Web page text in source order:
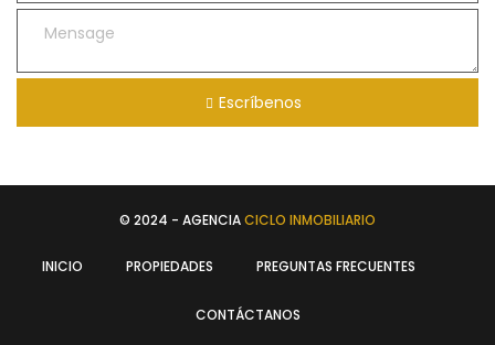
Escríbenos
© 2024 - AGENCIACICLO INMOBILIARIO
INICIO PROPIEDADES PREGUNTAS FRECUENTES
CONTÁCTANOS